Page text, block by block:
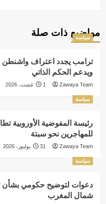
مواضيع ذات صلة
سياسة
ترامب يجدد اعتراف واشنطن
ويدعم الحكم الذاتي
Zawaya Team 1 غشت، 2026
سياسة
رئيسة المفوضية الأوروبية
للمهاجرين نحو سبتة
Zawaya Team 31 يوليوز، 2026
سياسة
دعوات لتوضيح حكومي بشأن
شمال المغرب